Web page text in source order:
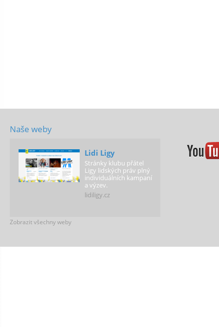
Naše weby
Lidi Ligy
Stránky klubu přátel
Ligy lidských práv plný
individuálních kampaní
a výzev.
lidiligy.cz
Zobrazit všechny weby